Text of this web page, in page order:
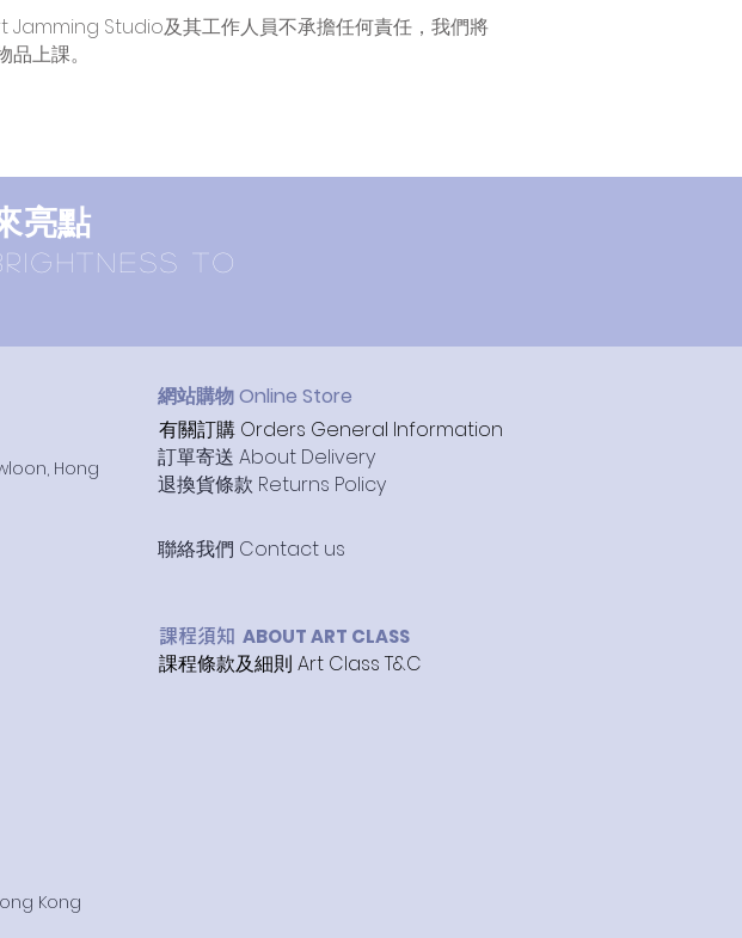
Jamming Studio及其工作人員不承擔任何責任，我們將
上課。
亮點
TO
Hong
網站購物 Online Store
有關訂購 Orders General Information
​訂單寄送 About Delivery
退換貨條款 Returns Policy
​聯絡我們 Contact us
​課程須知 ABOUT ART CLASS
課程條款及細則 Art Class T&C
Kong